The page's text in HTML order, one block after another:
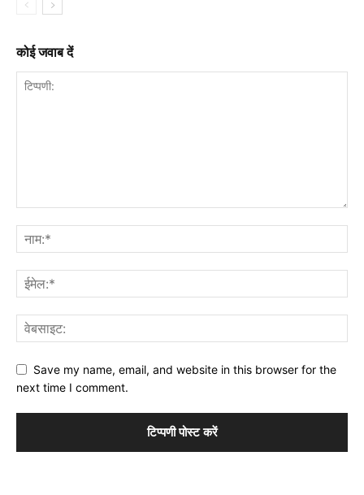
कोई जवाब दें
Save my name, email, and website in this browser for the
next time I comment.